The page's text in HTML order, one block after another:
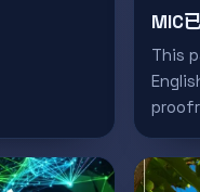
MIC
This